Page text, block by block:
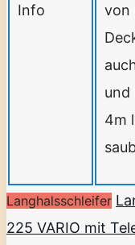
Info
von
und
4m
Langhalsschleifer
225 VARIO mit